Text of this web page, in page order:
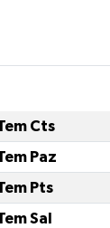
Cts
Paz
Pts
Sal